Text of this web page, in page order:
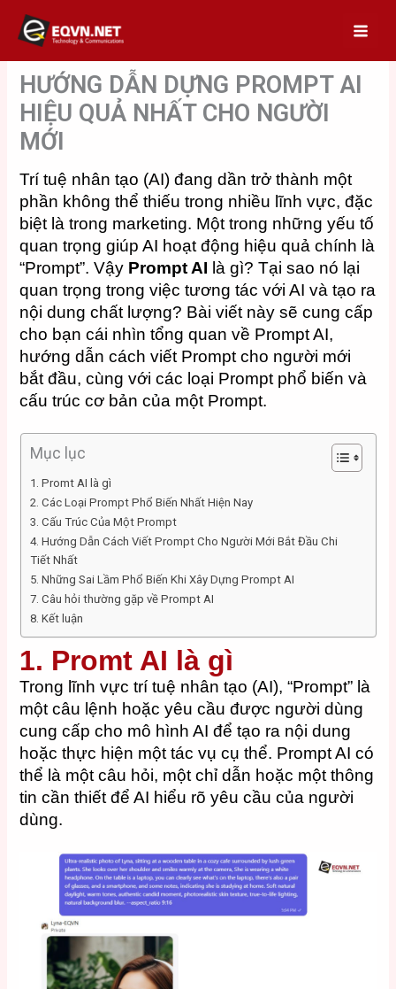
content
HƯỚNG DẪN DỰNG PROMPT AI
HIỆU QUẢ NHẤT CHO NGƯỜI
MỚI
Trí tuệ nhân tạo (AI) đang dần trở thành một
phần không thể thiếu trong nhiều lĩnh vực, đặc
biệt là trong marketing. Một trong những yếu tố
quan trọng giúp AI hoạt động hiệu quả chính là
“Prompt”. Vậy Prompt AI là gì? Tại sao nó lại
quan trọng trong việc tương tác với AI và tạo ra
nội dung chất lượng? Bài viết này sẽ cung cấp
cho bạn cái nhìn tổng quan về Prompt AI,
hướng dẫn cách viết Prompt cho người mới
bắt đầu, cùng với các loại Prompt phổ biến và
cấu trúc cơ bản của một Prompt.
Mục lục
1. Promt AI là gì
2. Các Loại Prompt Phổ Biến Nhất Hiện Nay
3. Cấu Trúc Của Một Prompt
4. Hướng Dẫn Cách Viết Prompt Cho Người Mới Bắt Đầu Chi
Tiết Nhất
5. Những Sai Lầm Phổ Biến Khi Xây Dựng Prompt AI
7. Câu hỏi thường gặp về Prompt AI
8. Kết luận
1. Promt AI là gì
Trong lĩnh vực trí tuệ nhân tạo (AI), “Prompt” là
một câu lệnh hoặc yêu cầu được người dùng
cung cấp cho mô hình AI để tạo ra nội dung
hoặc thực hiện một tác vụ cụ thể. Prompt AI có
thể là một câu hỏi, một chỉ dẫn hoặc một thông
tin cần thiết để AI hiểu rõ yêu cầu của người
dùng.